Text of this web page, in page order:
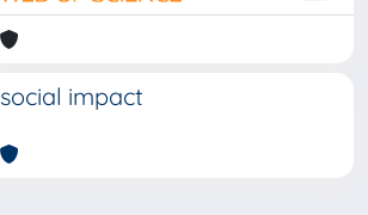
social impact